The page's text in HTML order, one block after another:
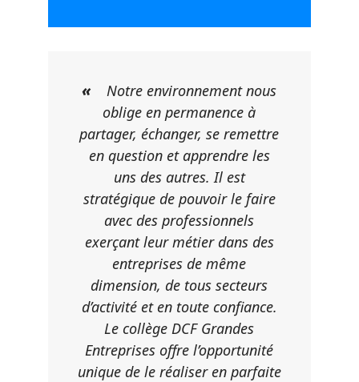
«
Notre environnement nous
oblige en permanence à
partager, échanger, se remettre
en question et apprendre les
uns des autres. Il est
stratégique de pouvoir le faire
avec des professionnels
exerçant leur métier dans des
entreprises de même
dimension, de tous secteurs
d’activité et en toute confiance.
Le collège DCF Grandes
Entreprises offre l’opportunité
unique de le réaliser en parfaite